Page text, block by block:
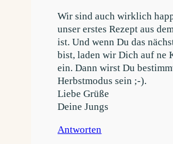
Wir sind auch wirklich
unser erstes Rezept aus
ist. Und wenn Du das
bist, laden wir Dich auf ne
ein. Dann wirst Du
Herbstmodus sein ;-).
Liebe Grüße
Deine Jungs
Antworten